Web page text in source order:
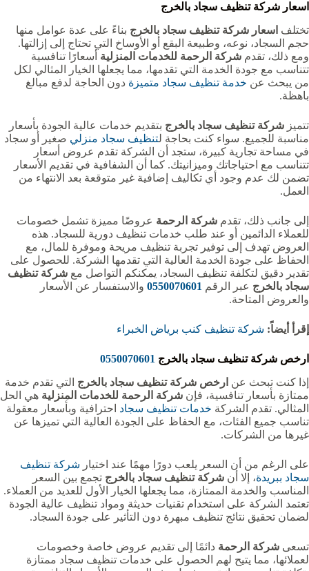
اسعار شركة تنظيف سجاد بالخرج
تختلف اسعار شركة تنظيف سجاد بالخرج بناءً على عدة عوامل منها
حجم السجاد، نوعه، وطبيعة البقع أو الأوساخ التي تحتاج إلى إزالتها.
ومع ذلك، تقدم شركة الرحمة للخدمات المنزلية أسعارًا تنافسية
تتناسب مع جودة الخدمة التي تقدمها، مما يجعلها الخيار المثالي لكل
من يبحث عن خدمة تنظيف سجاد متميزة دون الحاجة لدفع مبالغ
باهظة.
تتميز شركة تنظيف سجاد بالخرج بتقديم خدمات عالية الجودة بأسعار
مناسبة للجميع. سواء كنت بحاجة لتنظيف سجاد منزلي صغير أو سجاد
في مساحة تجارية كبيرة، ستجد أن الشركة تقدم عروض أسعار
تتناسب مع احتياجاتك وميزانيتك. كما أن الشفافية في تقديم الأسعار
تضمن لك عدم وجود أي تكاليف إضافية غير متوقعة بعد الانتهاء من
العمل.
إلى جانب ذلك، تقدم شركة الرحمة عروضًا مميزة تشمل خصومات
للعملاء الدائمين أو عند طلب خدمات تنظيف دورية للسجاد. هذه
العروض تهدف إلى توفير تجربة تنظيف مريحة وموفرة للمال، مع
الحفاظ على جودة الخدمة العالية التي تقدمها الشركة. للحصول على
تقدير دقيق لتكلفة تنظيف السجاد، يمكنكم التواصل مع شركة تنظيف
سجاد بالخرج عبر الرقم 0550070601 والاستفسار عن الأسعار
والعروض المتاحة.
إقرأ أيضاً: شركة تنظيف كنب برياض الخبراء
ارخص شركة تنظيف سجاد بالخرج 0550070601
إذا كنت تبحث عن ارخص شركة تنظيف سجاد بالخرج التي تقدم خدمة
ممتازة بأسعار تنافسية، فإن شركة الرحمة للخدمات المنزلية هي الحل
المثالي. تقدم الشركة خدمات تنظيف سجاد احترافية وبأسعار معقولة
تناسب جميع الفئات، مع الحفاظ على الجودة العالية التي تميزها عن
غيرها من الشركات.
على الرغم من أن السعر يلعب دورًا مهمًا عند اختيار شركة تنظيف
سجاد ببريدة، إلا أن شركة تنظيف سجاد بالخرج تجمع بين السعر
المناسب والخدمة الممتازة، مما يجعلها الخيار الأول للعديد من العملاء.
تعتمد الشركة على استخدام تقنيات حديثة ومواد تنظيف عالية الجودة
لضمان تحقيق نتائج تنظيف مبهرة دون التأثير على جودة السجاد.
تسعى شركة الرحمة دائمًا إلى تقديم عروض خاصة وخصومات
لعملائها، مما يتيح لهم الحصول على خدمات تنظيف سجاد ممتازة